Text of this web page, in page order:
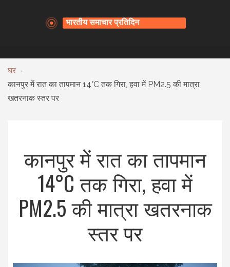
घर
कानपुर में रात का तापमान 14°C तक गिरा, हवा में PM2.5 की मात्रा
खतरनाक स्तर पर
कानपुर में रात का तापमान
14°C तक गिरा, हवा में
PM2.5 की मात्रा खतरनाक
स्तर पर